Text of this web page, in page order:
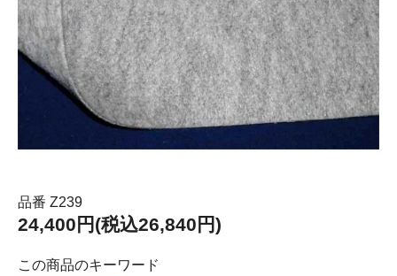
品番 Z239
24,400円(税込26,840円)
この商品のキーワード